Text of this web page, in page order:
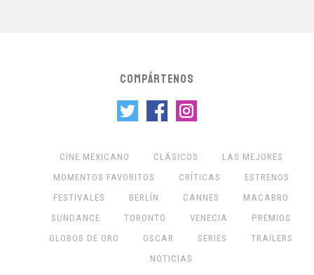
COMPÁRTENOS
CINE MEXICANO CLÁSICOS
LAS MEJORES
MOMENTOS FAVORITOS
CRÍTICAS
ESTRENOS
FESTIVALES
BERLÍN CANNES
MACABRO
SUNDANCE
TORONTO VENECIA
PREMIOS
GLOBOS DE ORO
OSCAR SERIES
TRAILERS
NOTICIAS